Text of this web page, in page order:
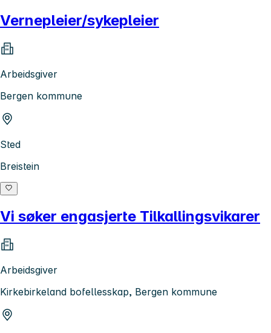
Vernepleier/sykepleier
Arbeidsgiver
Bergen kommune
Sted
Breistein
Vi søker engasjerte Tilkallingsvikarer
Arbeidsgiver
Kirkebirkeland bofellesskap, Bergen kommune